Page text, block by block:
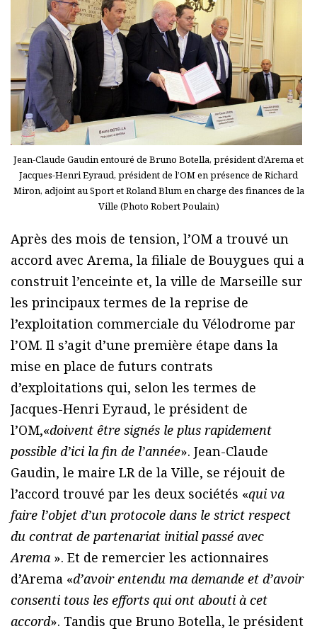
Jean-Claude Gaudin entouré de Bruno Botella, président d’Arema et
Jacques-Henri Eyraud, président de l’OM en présence de Richard
Miron, adjoint au Sport et Roland Blum en charge des finances de la
Ville (Photo Robert Poulain)
Après des mois de tension, l’OM a trouvé un
accord avec Arema, la filiale de Bouygues qui a
construit l’enceinte et, la ville de Marseille sur
les principaux termes de la reprise de
l’exploitation commerciale du Vélodrome par
l’OM. Il s’agit d’une première étape dans la
mise en place de futurs contrats
d’exploitations qui, selon les termes de
Jacques-Henri Eyraud, le président de
l’OM,«doivent être signés le plus rapidement
possible d’ici la fin de l’année». Jean-Claude
Gaudin, le maire LR de la Ville, se réjouit de
l’accord trouvé par les deux sociétés «qui va
faire l’objet d’un protocole dans le strict respect
du contrat de partenariat initial passé avec
Arema ». Et de remercier les actionnaires
d’Arema «d’avoir entendu ma demande et d’avoir
consenti tous les efforts qui ont abouti à cet
accord». Tandis que Bruno Botella, le président